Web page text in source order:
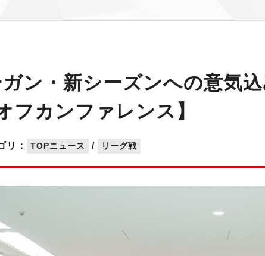
ン・新シーズンへの意気
フカンファレンス】
リ： TOPニュース / リーグ戦